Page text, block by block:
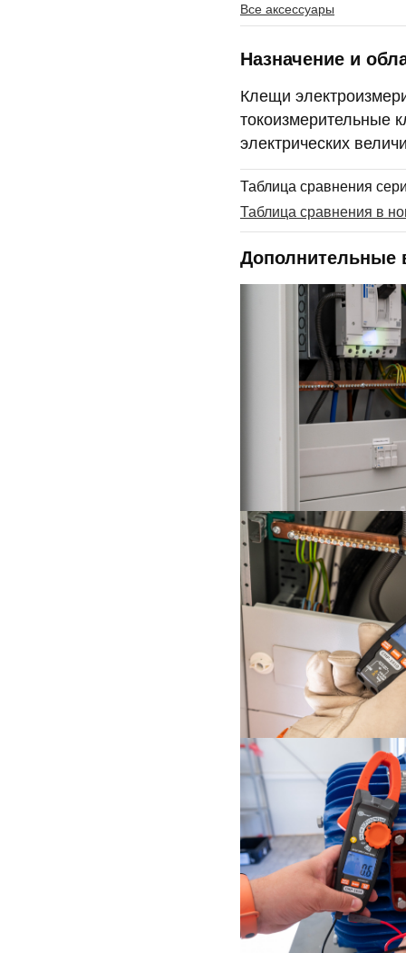
Все аксессуары
Назначение и
Клещи
токоизмерительные
электрических
Таблица сравнения
Таблица сравнения в
Дополнительные